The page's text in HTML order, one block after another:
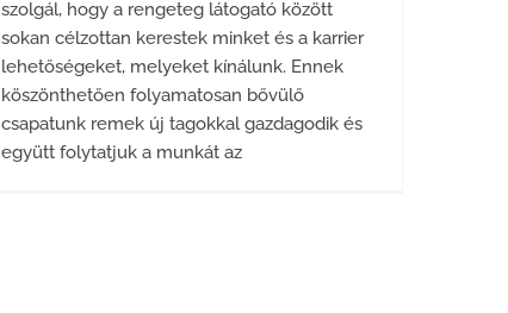
szolgál, hogy a rengeteg látogató között
sokan célzottan kerestek minket és a karrier
lehetőségeket, melyeket kínálunk. Ennek
köszönthetően folyamatosan bővülő
csapatunk remek új tagokkal gazdagodik és
együtt folytatjuk a munkát az